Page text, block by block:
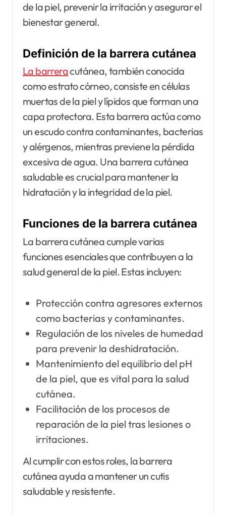
de la piel, prevenir la irritación y asegurar el
bienestar general.
Definición de la barrera cutánea
La barreracutánea, también conocida
como estrato córneo, consiste en células
muertas de la piel y lípidos que forman una
capa protectora. Esta barrera actúa como
un escudo contra contaminantes, bacterias
y alérgenos, mientras previene la pérdida
excesiva de agua. Una barrera cutánea
saludable es crucial para mantener la
hidratación y la integridad de la piel.
Funciones de la barrera cutánea
La barrera cutánea cumple varias
funciones esenciales que contribuyen a la
salud general de la piel. Estas incluyen:
Protección contra agresores externos
como bacterias y contaminantes.
Regulación de los niveles de humedad
para prevenir la deshidratación.
Mantenimiento del equilibrio del pH
de la piel, que es vital para la salud
cutánea.
Facilitación de los procesos de
reparación de la piel tras lesiones o
irritaciones.
Al cumplir con estos roles, la barrera
cutánea ayuda a mantener un cutis
saludable y resistente.